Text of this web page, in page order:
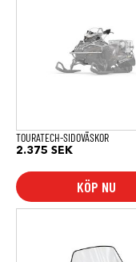
TOURATECH-SIDOVÄSKOR
2.375 SEK
KÖP NU